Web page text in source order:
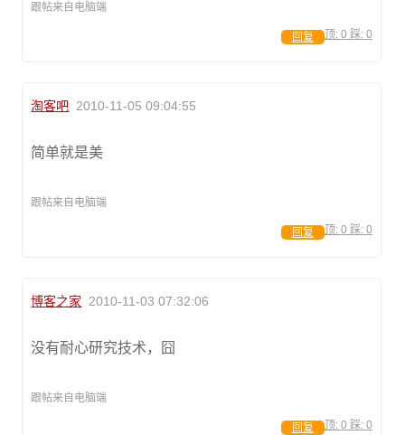
跟帖来自电脑端
顶: 0 踩: 0
回复
淘客吧 2010-11-05 09:04:55
简单就是美
跟帖来自电脑端
顶: 0 踩: 0
回复
博客之家 2010-11-03 07:32:06
没有耐心研究技术，囧
跟帖来自电脑端
顶: 0 踩: 0
回复